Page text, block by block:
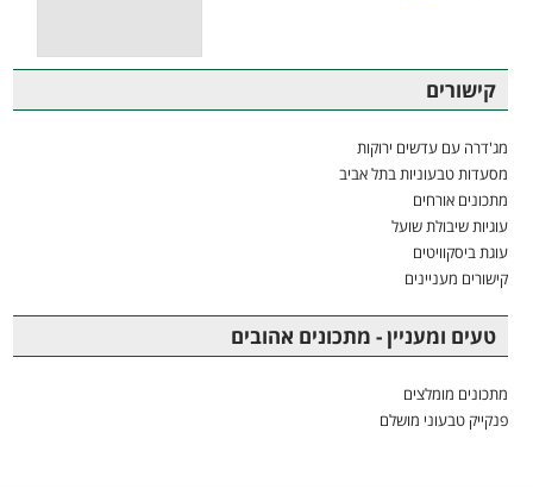
קישורים
מג'דרה עם עדשים ירוקות
מסעדות טבעוניות בתל אביב
מתכונים אורחים
עוגיות שיבולת שועל
עוגת ביסקוויטים
קישורים מעניינים
טעים ומעניין - מתכונים אהובים
מתכונים מומלצים
פנקייק טבעוני מושלם